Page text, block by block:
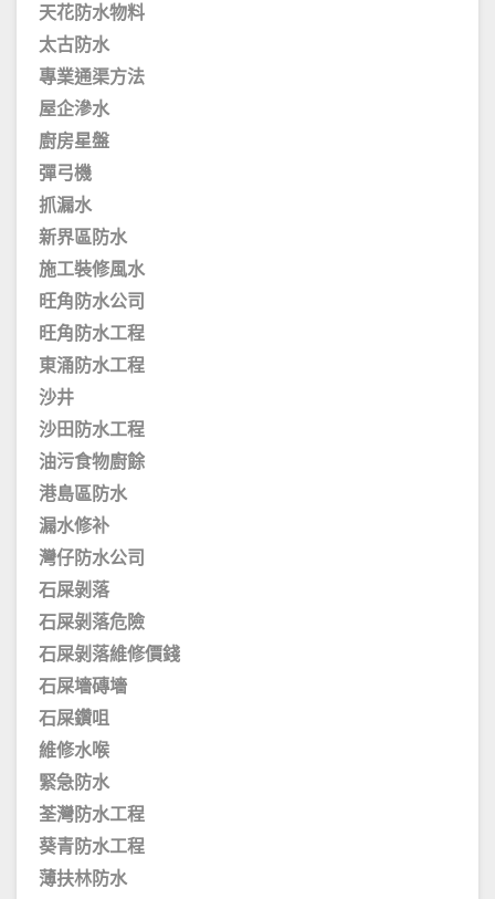
天花防水物料
太古防水
專業通渠方法
屋企滲水
廚房星盤
彈弓機
抓漏水
新界區防水
施工裝修風水
旺角防水公司
旺角防水工程
東涌防水工程
沙井
沙田防水工程
油污食物廚餘
港島區防水
漏水修补
灣仔防水公司
石屎剝落
石屎剝落危險
石屎剝落維修價錢
石屎墻磚墻
石屎鑽咀
維修水喉
緊急防水
荃灣防水工程
葵青防水工程
薄扶林防水